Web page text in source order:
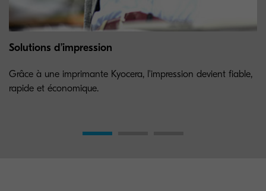
Solutions d’impression
Grâce à une imprimante Kyocera, l'impression devient fiable,
rapide et économique.